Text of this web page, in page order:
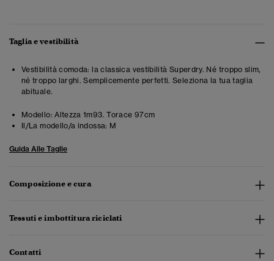
Taglia e vestibilità
Vestibilità comoda: la classica vestibilità Superdry. Né troppo slim,
né troppo larghi. Semplicemente perfetti. Seleziona la tua taglia
abituale.
Modello: Altezza 1m93. Torace 97cm
Il/La modello/a indossa: M
Guida Alle Taglie
Composizione e cura
Tessuti e imbottitura riciclati
Contatti